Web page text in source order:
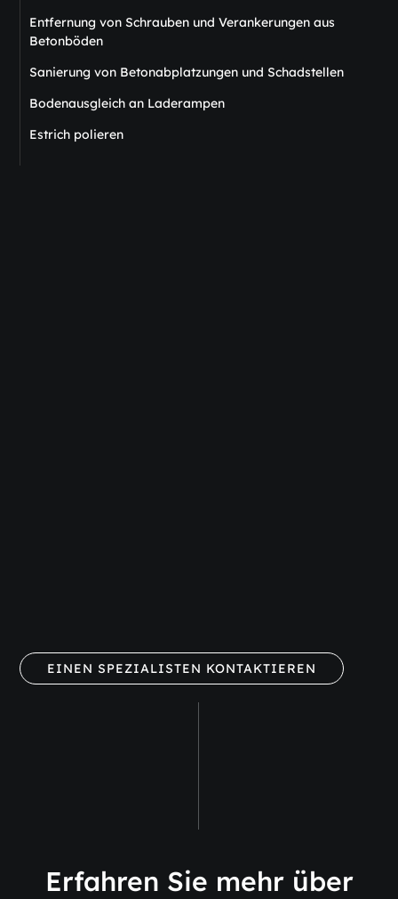
Entfernung von Schrauben und Verankerungen aus
Betonböden
Sanierung von Betonabplatzungen und Schadstellen
Bodenausgleich an Laderampen
Estrich polieren
EINEN SPEZIALISTEN KONTAKTIEREN
Erfahren Sie mehr über